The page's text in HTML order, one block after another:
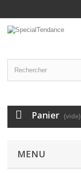
Panier (vide)
MENU